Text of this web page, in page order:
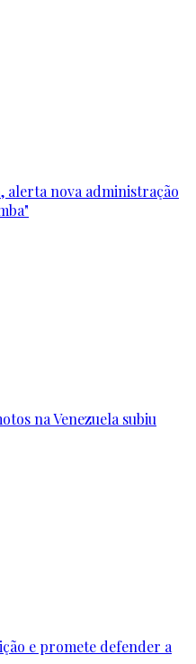
alerta nova administração
na Venezuela subiu
e promete defender a